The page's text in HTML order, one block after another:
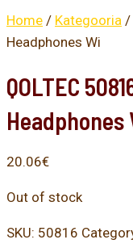
Home / Kategooria /
Headphones Wi
QOLTEC
Headphones
20.06€
Out of stock
SKU: 50816